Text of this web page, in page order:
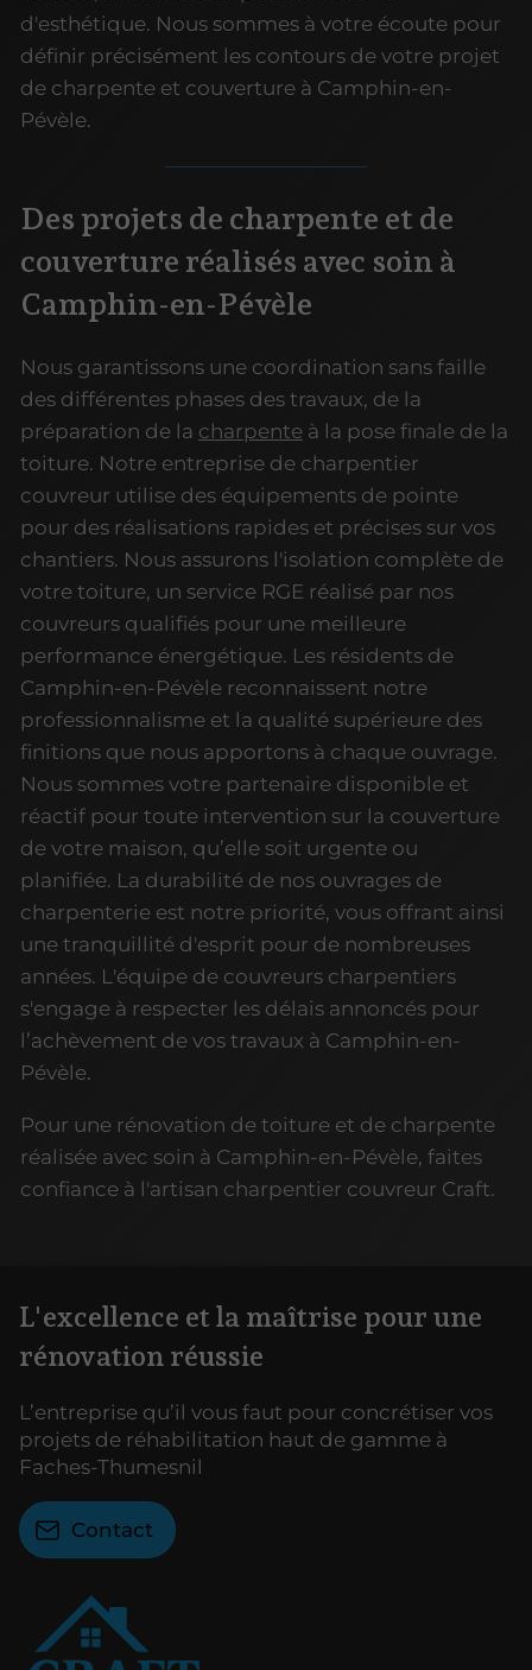
d'esthétique. Nous sommes à votre écoute pour
définir précisément les contours de votre projet
de charpente et couverture à Camphin-en-
Pévèle.
Des projets de charpente et de
couverture réalisés avec soin à
Camphin-en-Pévèle
Nous garantissons une coordination sans faille
des différentes phases des travaux, de la
préparation de la charpente à la pose finale de la
toiture. Notre entreprise de charpentier
couvreur utilise des équipements de pointe
pour des réalisations rapides et précises sur vos
chantiers. Nous assurons l'isolation complète de
votre toiture, un service RGE réalisé par nos
couvreurs qualifiés pour une meilleure
performance énergétique. Les résidents de
Camphin-en-Pévèle reconnaissent notre
professionnalisme et la qualité supérieure des
finitions que nous apportons à chaque ouvrage.
Nous sommes votre partenaire disponible et
réactif pour toute intervention sur la couverture
de votre maison, qu’elle soit urgente ou
planifiée. La durabilité de nos ouvrages de
charpenterie est notre priorité, vous offrant ainsi
une tranquillité d'esprit pour de nombreuses
années. L'équipe de couvreurs charpentiers
s'engage à respecter les délais annoncés pour
l’achèvement de vos travaux à Camphin-en-
Pévèle.
Pour une rénovation de toiture et de charpente
réalisée avec soin à Camphin-en-Pévèle, faites
confiance à l'artisan charpentier couvreur Craft.
L'excellence et la maîtrise pour une
rénovation réussie
L’entreprise qu’il vous faut pour concrétiser vos
projets de réhabilitation haut de gamme à
Faches-Thumesnil
Contact